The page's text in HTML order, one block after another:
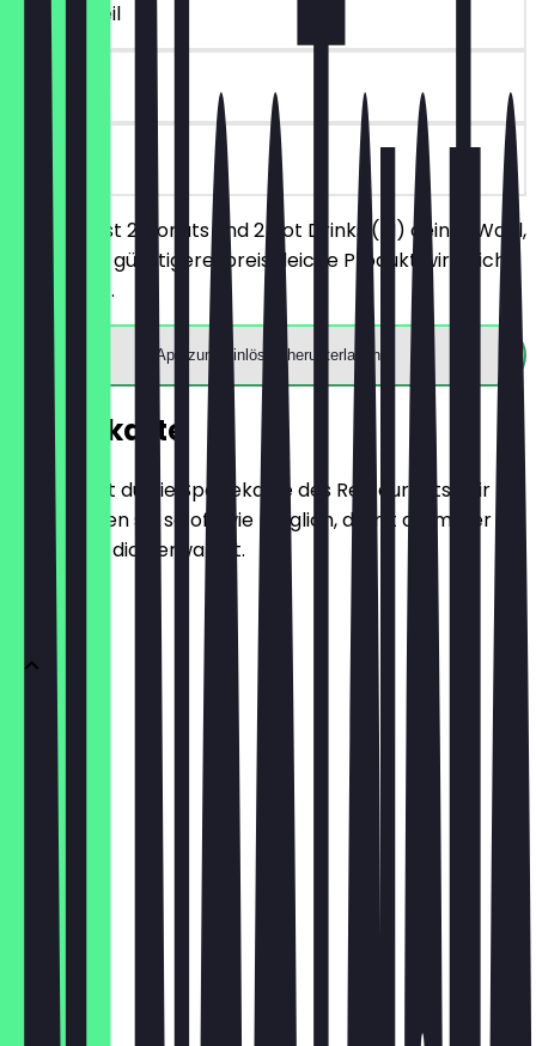
~€ 9 Vorteil
7 Tage
Du bestellst 2 Donuts und 2 Hot Drinks (M) deiner Wahl,
das jeweils günstigere/preisgleiche Produkt wird nicht
berechnet.
App zum Einlösen herunterladen
Speisekarte
Hier findest du die Speisekarte des Restaurants. Wir
aktualisieren sie so oft wie möglich, damit du immer
weißt, was dich erwartet.
1 Donut
€ 2,95
3er Box
€ 8,85
6er Box
€ 14,75
12er Box